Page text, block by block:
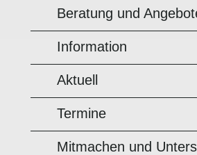
Beratung und
Information
Aktuell
Termine
Mitmachen und